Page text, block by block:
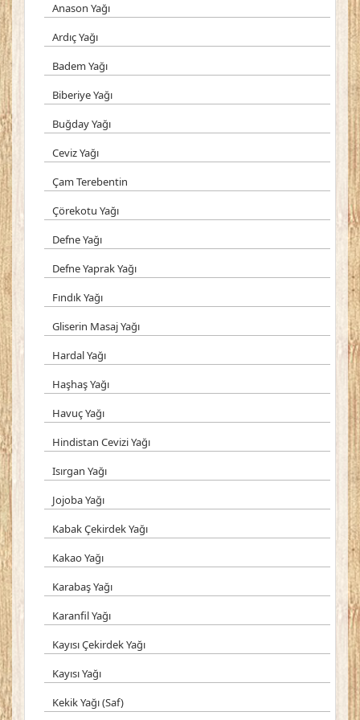
Anason Yağı
Ardıç Yağı
Badem Yağı
Biberiye Yağı
Buğday Yağı
Ceviz Yağı
Çam Terebentin
Çörekotu Yağı
Defne Yağı
Defne Yaprak Yağı
Fındık Yağı
Gliserin Masaj Yağı
Hardal Yağı
Haşhaş Yağı
Havuç Yağı
Hindistan Cevizi Yağı
Isırgan Yağı
Jojoba Yağı
Kabak Çekirdek Yağı
Kakao Yağı
Karabaş Yağı
Karanfil Yağı
Kayısı Çekirdek Yağı
Kayısı Yağı
Kekik Yağı (Saf)